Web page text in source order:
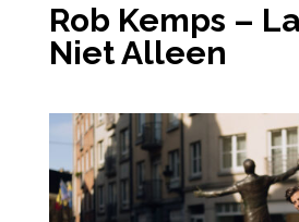
Rob Kemps –
Niet Alleen